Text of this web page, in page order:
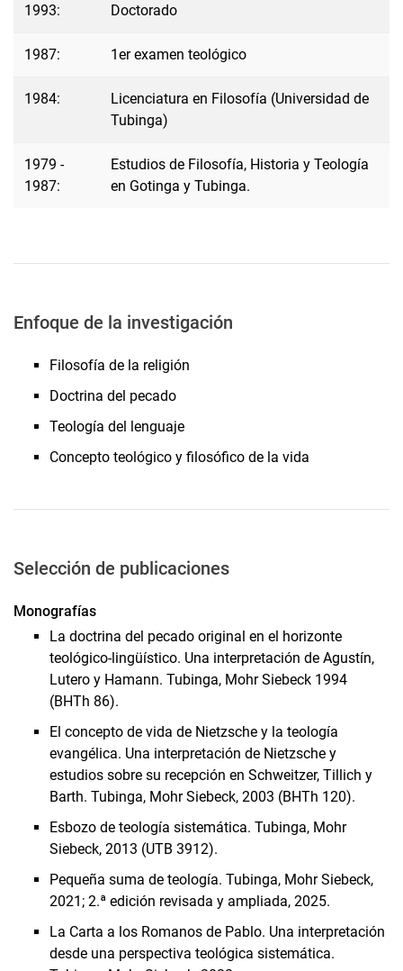
1993: Doctorado
1987: 1er examen teológico
1984:
Licenciatura en Filosofía (Universidad de
Tubinga)
1979 -
1987:
Estudios de Filosofía, Historia y Teología
en Gotinga y Tubinga.
Enfoque de la investigación
Filosofía de la religión
Doctrina del pecado
Teología del lenguaje
Concepto teológico y filosófico de la vida
Selección de publicaciones
Monografí­as
La doctrina del pecado original en el horizonte
teológico-lingüístico. Una interpretación de Agustín,
Lutero y Hamann. Tubinga, Mohr Siebeck 1994
(BHTh 86).
El concepto de vida de Nietzsche y la teología
evangélica. Una interpretación de Nietzsche y
estudios sobre su recepción en Schweitzer, Tillich y
Barth. Tubinga, Mohr Siebeck, 2003 (BHTh 120).
Esbozo de teología sistemática. Tubinga, Mohr
Siebeck, 2013 (UTB 3912).
Pequeña suma de teología. Tubinga, Mohr Siebeck,
2021; 2.ª edición revisada y ampliada, 2025.
La Carta a los Romanos de Pablo. Una interpretación
desde una perspectiva teológica sistemática.